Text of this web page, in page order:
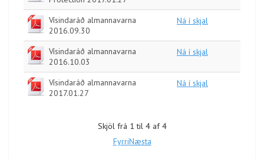
Vísindaráð almannavarna
2016.09.30
Ná í skjal
Vísindaráð almannavarna
2016.10.03
Ná í skjal
Vísindaráð almannavarna
2017.01.27
Ná í skjal
Skjöl frá 1 til 4 af 4
FyrriNæsta